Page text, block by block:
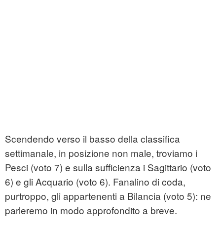
Scendendo verso il basso della classifica
settimanale, in posizione non male, troviamo i
Pesci (voto 7) e sulla sufficienza i Sagittario (voto
6) e gli Acquario (voto 6). Fanalino di coda,
purtroppo, gli appartenenti a Bilancia (voto 5): ne
parleremo in modo approfondito a breve.